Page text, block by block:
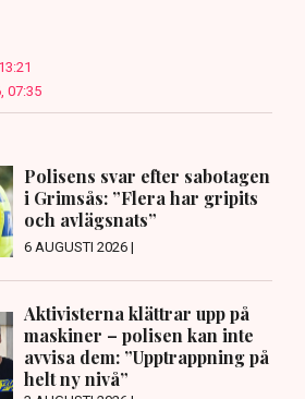
07:35
Polisens svar efter sabotagen
i Grimsås: ”Flera har gripits
och avlägsnats”
6 AUGUSTI 2026 |
Aktivisterna klättrar upp på
maskiner – polisen kan inte
avvisa dem: ”Upptrappning på
helt ny nivå”